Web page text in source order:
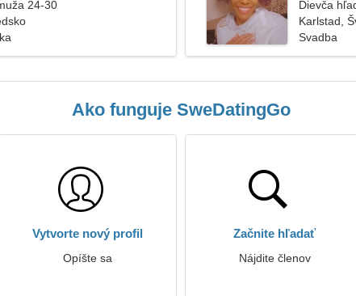
24-30
Dievča
Karlstad,
Svadba
Ako funguje SweDatingGo
Vytvorte nový profil
Opíšte sa
Začnite hľadať
Nájdite členov